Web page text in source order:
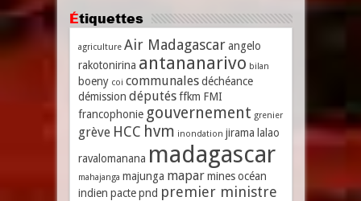
Étiquettes
agriculture Air Madagascar angelo
rakotonirina antananarivo bilan
boeny coi communales déchéance
démission députés ffkm FMI
francophonie gouvernement grenier
grève HCC hvm inondation jirama lalao
ravalomanana madagascar
mahajanga majunga mapar mines océan
indien pacte pnd premier ministre